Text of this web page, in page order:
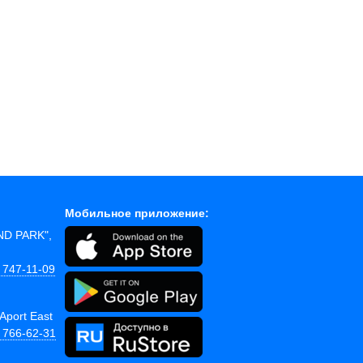
PARK",
11-09
East
62-31
Мобильное приложение: